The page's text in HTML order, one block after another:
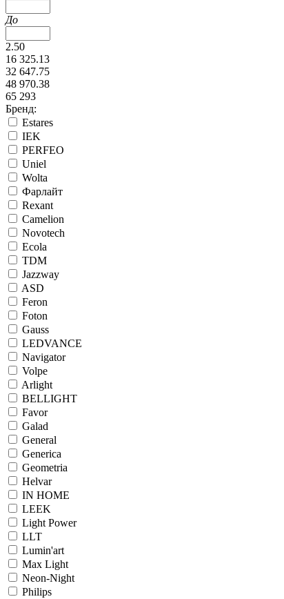
До
2.50
16 325.13
32 647.75
48 970.38
65 293
Бренд:
Estares
IEK
PERFEO
Uniel
Wolta
Фарлайт
Rexant
Camelion
Novotech
Ecola
TDM
Jazzway
ASD
Feron
Foton
Gauss
LEDVANCE
Navigator
Volpe
Arlight
BELLIGHT
Favor
Galad
General
Generica
Geometria
Helvar
IN HOME
LEEK
Light Power
LLT
Lumin'art
Max Light
Neon-Night
Philips